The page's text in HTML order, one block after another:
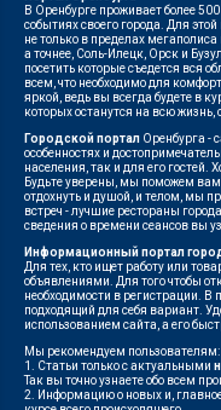
В Оренбурге проживает более
событиях своего города. Для этой
не только в пределах
а точнее, Соль-Илецк, Орск и
посетить которые съедется вся
всем, что необходимо для
яркой, ведь вы всегда будете в
которых останутся на всю жизнь,
Городской портал Оренбурга -
особенностях и
населения, так и для его гостей.
Будьте уверены, мы поможем
отдохнуть и душой, и телом, мы
встреч - лучшие рестораны
сведения о времени сеансов вы
Информационный портал
Для тех, кто ищет работу или
объявлениями. Для того чтобы
необходимости в регистрации. В
подходящий для себя вариант.
использованием сайта, а его
Мы рекомендуем пользователям:
1. Статьи только с актуальными
Так вы точно узнаете обо всем
2. Информацию о новых и,